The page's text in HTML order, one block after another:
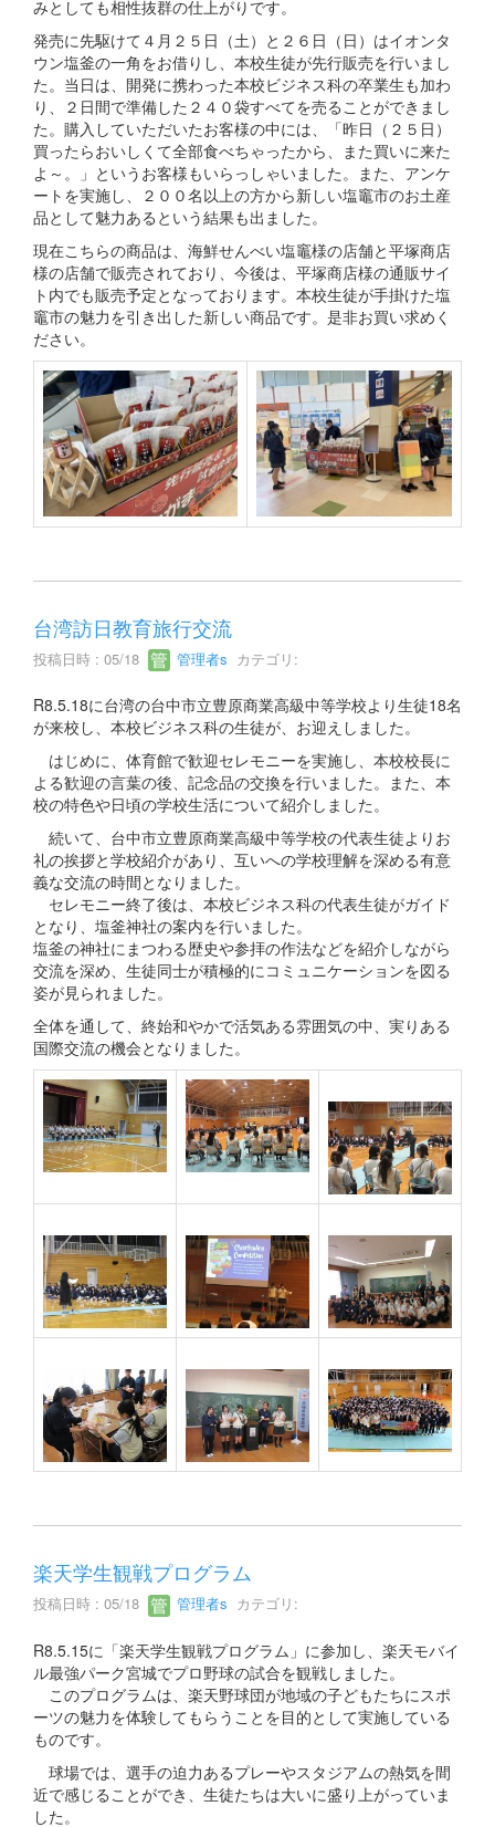
みとしても相性抜群の仕上がりです。
発売に先駆けて４月２５日（土）と２６日（日）はイオンタ
ウン塩釜の一角をお借りし、本校生徒が先行販売を行いまし
た。当日は、開発に携わった本校ビジネス科の卒業生も加わ
り、２日間で準備した２４０袋すべてを売ることができまし
た。購入していただいたお客様の中には、「昨日（２５日）
買ったらおいしくて全部食べちゃったから、また買いに来た
よ～。」というお客様もいらっしゃいました。また、アンケ
ートを実施し、２００名以上の方から新しい塩竈市のお土産
品として魅力あるという結果も出ました。
現在こちらの商品は、海鮮せんべい塩竈様の店舗と平塚商店
様の店舗で販売されており、今後は、平塚商店様の通販サイ
ト内でも販売予定となっております。本校生徒が手掛けた塩
竈市の魅力を引き出した新しい商品です。是非お買い求めく
ださい。
台湾訪日教育旅行交流
投稿日時 : 05/18 管理者s カテゴリ:
R8.5.18に台湾の台中市立豊原商業高級中等学校より生徒18名
が来校し、本校ビジネス科の生徒が、お迎えしました。
はじめに、体育館で歓迎セレモニーを実施し、本校校長に
よる歓迎の言葉の後、記念品の交換を行いました。また、本
校の特色や日頃の学校生活について紹介しました。
続いて、台中市立豊原商業高級中等学校の代表生徒よりお
礼の挨拶と学校紹介があり、互いへの学校理解を深める有意
義な交流の時間となりました。
セレモニー終了後は、本校ビジネス科の代表生徒がガイド
となり、塩釜神社の案内を行いました。
塩釜の神社にまつわる歴史や参拝の作法などを紹介しながら
交流を深め、生徒同士が積極的にコミュニケーションを図る
姿が見られました。
全体を通して、終始和やかで活気ある雰囲気の中、実りある
国際交流の機会となりました。
楽天学生観戦プログラム
投稿日時 : 05/18 管理者s カテゴリ:
R8.5.15に「楽天学生観戦プログラム」に参加し、楽天モバイ
ル最強パーク宮城でプロ野球の試合を観戦しました。
このプログラムは、楽天野球団が地域の子どもたちにスポ
ーツの魅力を体験してもらうことを目的として実施している
ものです。
球場では、選手の迫力あるプレーやスタジアムの熱気を間
近で感じることができ、生徒たちは大いに盛り上がっていま
した。